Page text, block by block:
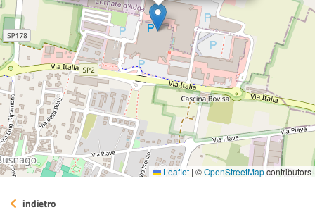
Leaflet | ©OpenStreetMapcontributors
indietro